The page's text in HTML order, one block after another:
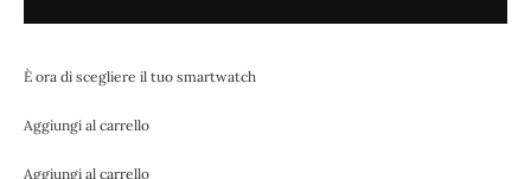
È ora di scegliere il tuo smartwatch
Aggiungi al carrello
Aggiungi al carrello